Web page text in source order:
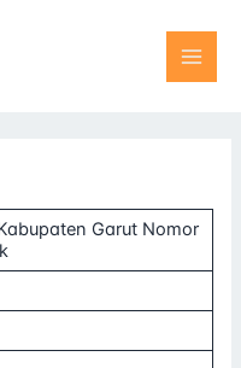
Garut Nomor